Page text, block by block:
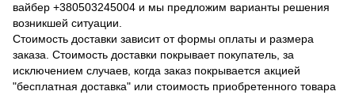
вайбер +380503245004 и мы предложим варианты решения
возникшей ситуации.
Стоимость доставки зависит от формы оплаты и размера
заказа. Стоимость доставки покрывает покупатель, за
исключением случаев, когда заказ покрывается акцией
"бесплатная доставка" или стоимость приобретенного товара